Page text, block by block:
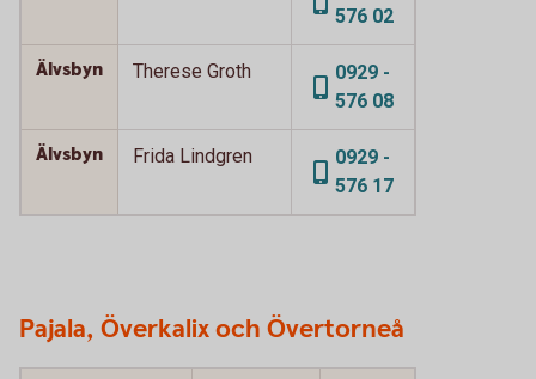
576 02
Älvsbyn Therese Groth
0929 -
576 08
Älvsbyn Frida Lindgren
0929 -
576 17
Pajala, Överkalix och Övertorneå